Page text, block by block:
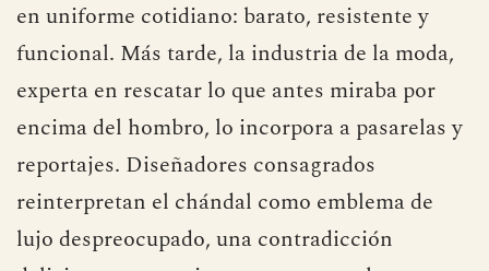
en uniforme cotidiano: barato, resistente y
funcional. Más tarde, la industria de la moda,
experta en rescatar lo que antes miraba por
encima del hombro, lo incorpora a pasarelas y
reportajes. Diseñadores consagrados
reinterpretan el chándal como emblema de
lujo despreocupado, una contradicción